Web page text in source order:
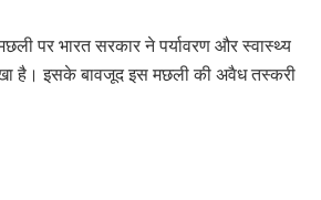
पर भारत सरकार ने पर्यावरण और स्वास्थ्य
है। इसके बावजूद इस मछली की अवैध तस्करी